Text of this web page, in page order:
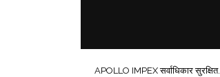
APOLLO IMPEX सर्वाधिकार सुरक्षित.